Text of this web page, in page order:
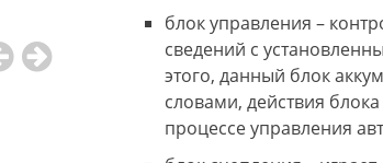
блок управления –
сведений с
этого, данный блок
словами, действия
процессе управления